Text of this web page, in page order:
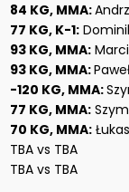
84 KG, MMA:
77 KG, K-1:
93 KG, MMA:
93 KG, MMA:
-120 KG, MMA:
77 KG, MMA:
70 KG, MMA:
TBA vs TBA
TBA vs TBA